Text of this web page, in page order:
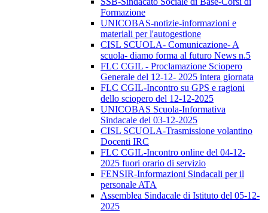
Formazione
UNICOBAS-notizie-informazioni e
materiali per l'autogestione
CISL SCUOLA- Comunicazione- A
scuola- diamo forma al futuro News n.5
FLC CGIL - Proclamazione Sciopero
Generale del 12-12- 2025 intera giornata
FLC CGIL-Incontro su GPS e ragioni
dello sciopero del 12-12-2025
UNICOBAS Scuola-Informativa
Sindacale del 03-12-2025
CISL SCUOLA-Trasmissione volantino
Docenti IRC
FLC CGIL-Incontro online del 04-12-
2025 fuori orario di servizio
FENSIR-Informazioni Sindacali per il
personale ATA
Assemblea Sindacale di Istituto del 05-12-
2025